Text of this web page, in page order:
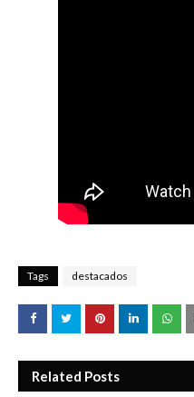
Tags destacados
Related Posts